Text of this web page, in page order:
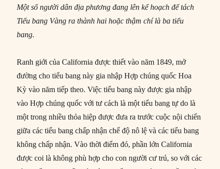
Một số người dân địa phương đang lên kế hoạch để tách
Tiểu bang Vàng ra thành hai hoặc thậm chí là ba tiểu
bang.
Ranh giới của California được thiết vào năm 1849, mở
đường cho tiểu bang này gia nhập Hợp chúng quốc Hoa
Kỳ vào năm tiếp theo. Việc tiểu bang này được gia nhập
vào Hợp chúng quốc với tư cách là một tiểu bang tự do là
một trong nhiều thỏa hiệp được đưa ra trước cuộc nội chiến
giữa các tiểu bang chấp nhận chế độ nô lệ và các tiểu bang
không chấp nhận. Vào thời điểm đó, phần lớn California
được coi là không phù hợp cho con người cư trú, so với các